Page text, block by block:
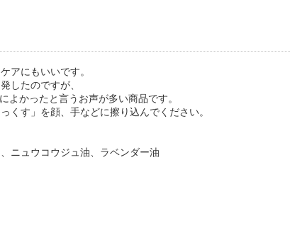
アにもいいです。
したのですが、
よかったと言うお声が多い商品です。
くす」を顔、手などに擦り込んでください。
ニュウコウジュ油、ラベンダー油